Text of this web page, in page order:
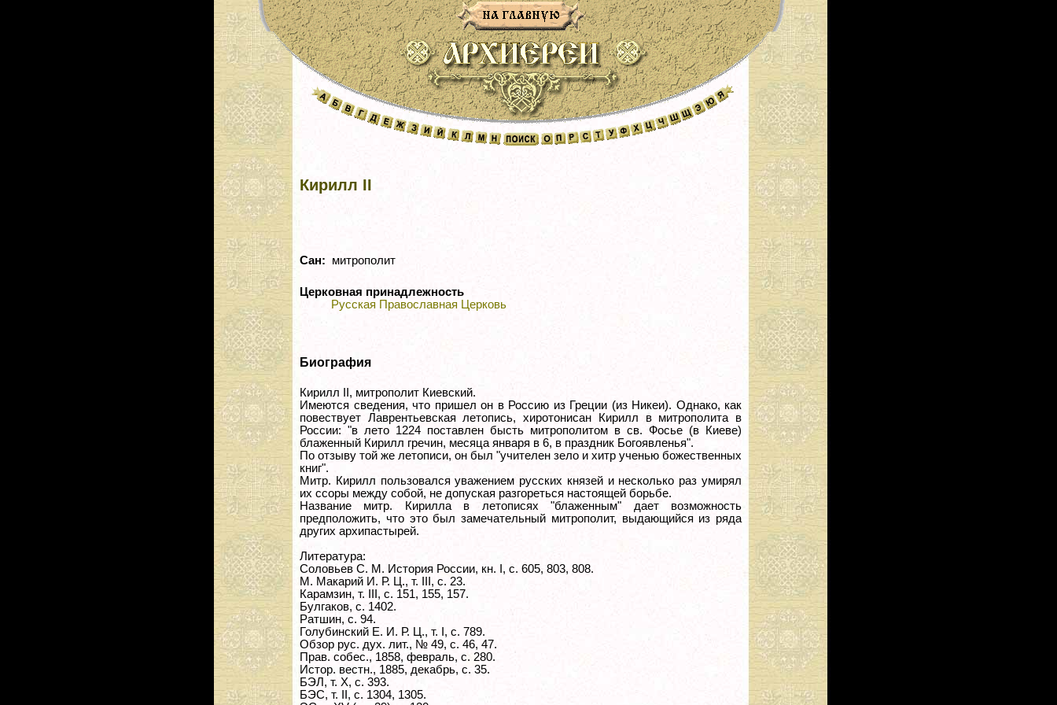
Кирилл II
Сан: митрополит
Церковная принадлежность
Русская Православная Церковь
Биография
Кирилл II, митрополит Киевский.
Имеются сведения, что пришел он в Россию из Греции (из Никеи). Однако, как
повествует Лаврентьевская летопись, хиротонисан Кирилл в митрополита в
России: "в лето 1224 поставлен бысть митрополитом в св. Фосье (в Киеве)
блаженный Кирилл гречин, месяца января в 6, в праздник Богоявленья".
По отзыву той же летописи, он был "учителен зело и хитр ученью божественных
книг".
Митр. Кирилл пользовался уважением русских князей и несколько раз умирял
их ссоры между собой, не допуская разгореться настоящей борьбе.
Название митр. Кирилла в летописях "блаженным" дает возможность
предположить, что это был замечательный митрополит, выдающийся из ряда
других архипастырей.
Литература:
Соловьев С. М. История России, кн. I, с. 605, 803, 808.
М. Макарий И. Р. Ц., т. III, с. 23.
Карамзин, т. III, с. 151, 155, 157.
Булгаков, с. 1402.
Ратшин, с. 94.
Голубинский Е. И. Р. Ц., т. I, с. 789.
Обзор рус. дух. лит., № 49, с. 46, 47.
Прав. собес., 1858, февраль, с. 280.
Истор. вестн., 1885, декабрь, с. 35.
БЭЛ, т. X, с. 393.
БЭС, т. II, с. 1304, 1305.